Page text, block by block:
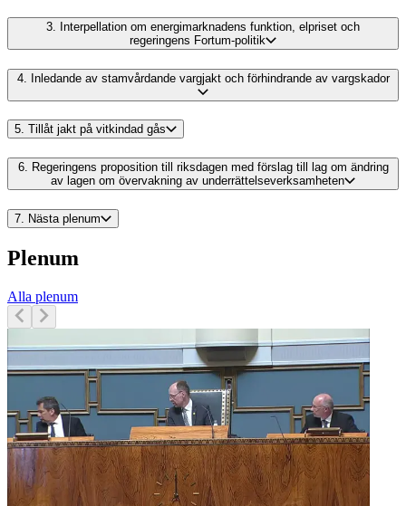
3.
Interpellation om energimarknadens funktion, elpriset och
regeringens Fortum-politik
4. Inledande av stamvårdande vargjakt och förhindrande av vargskador
5. Tillåt jakt på vitkindad gås
6. Regeringens proposition till riksdagen med förslag till lag om ändring
av lagen om övervakning av underrättelseverksamheten
7. Nästa plenum
Plenum
Alla plenum